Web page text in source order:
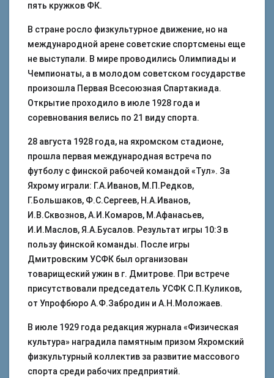
пять кружков ФК.
В стране росло физкультурное движение, но на
международной арене советские спортсмены еще
не выступали. В мире проводились Олимпиады и
Чемпионаты, а в молодом советском государстве
произошла Первая Всесоюзная Спартакиада.
Открытие проходило в июле 1928 года и
соревнования велись по 21 виду спорта.
28 августа 1928 года, на яхромском стадионе,
прошла первая международная встреча по
футболу с финской рабочей командой «Тул». За
Яхрому играли: Г.А.Иванов, М.П.Редков,
Г.Большаков, Ф.С.Сергеев, Н.А.Иванов,
И.В.Сквознов, А.И.Комаров, М.Афанасьев,
И.И.Маслов, Я.А.Бусалов. Результат игры 10:3 в
пользу финской команды. После игры
Дмитровским УСФК был организован
товарищеский ужин в г. Дмитрове. При встрече
присутствовали председатель УСФК С.П.Куликов,
от Упрофбюро А.Ф.Забродин и А.Н.Моложаев.
В июле 1929 года редакция журнала «Физическая
культура» наградила памятным призом Яхромский
физкультурный коллектив за развитие массового
спорта среди рабочих предприятий.